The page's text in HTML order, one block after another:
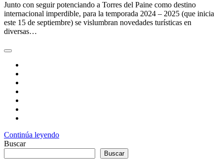
Junto con seguir potenciando a Torres del Paine como destino
internacional imperdible, para la temporada 2024 – 2025 (que inicia
este 15 de septiembre) se vislumbran novedades turísticas en
diversas…
Continúa leyendo
Buscar
Buscar